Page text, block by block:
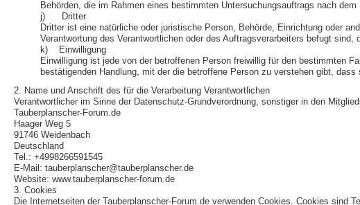
Behörden, die im Rahmen eines bestimmten Untersuchungsauftrags nach
j) Dritter
Dritter ist eine natürliche oder juristische Person, Behörde, Einrichtung oder
Verantwortung des Verantwortlichen oder des Auftragsverarbeiters befugt sind,
k) Einwilligung
Einwilligung ist jede von der betroffenen Person freiwillig für den bestimmten
bestätigenden Handlung, mit der die betroffene Person zu verstehen gibt,
2. Name und Anschrift des für die Verarbeitung Verantwortlichen
Verantwortlicher im Sinne der Datenschutz-Grundverordnung, sonstiger in den
Tauberplanscher-Forum.de
Haager Weg 5
91746 Weidenbach
Deutschland
Tel.: +4998266591545
E-Mail: tauberplanscher@tauberplanscher.de
Website: www.tauberplanscher-forum.de
3. Cookies
Die Internetseiten der Tauberplanscher-Forum.de verwenden Cookies. Cookies sind